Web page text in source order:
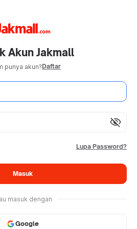
Akun Jakmall
punya akun?Daftar
visibility_off
Lupa Password?
Masuk
masuk dengan
Google